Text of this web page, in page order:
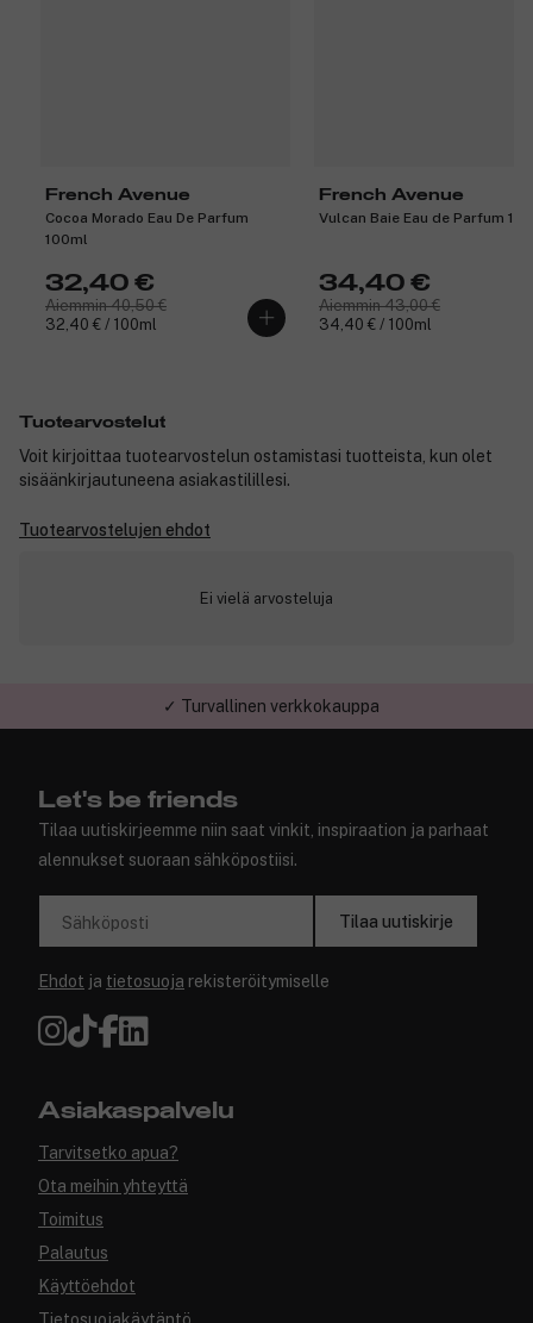
French Avenue
Cocoa Morado Eau De Parfum
100ml
32,40 €
Aiemmin 40,50 €
32,40 € / 100ml
French Avenue
Vulcan Baie Eau de Parfum
34,40 €
Aiemmin 43,00 €
34,40 € / 100ml
Tuotearvostelut
Voit kirjoittaa tuotearvostelun ostamistasi tuotteista, kun olet
sisäänkirjautuneena asiakastilillesi.
Tuotearvostelujen ehdot
Ei vielä arvosteluja
✓ Turvallinen verkkokauppa
Let's be friends
Tilaa uutiskirjeemme niin saat vinkit, inspiraation ja parhaat
alennukset suoraan sähköpostiisi.
Sähköposti Tilaa uutiskirje
Ehdot ja tietosuoja rekisteröitymiselle
Asiakaspalvelu
Tarvitsetko apua?
Ota meihin yhteyttä
Toimitus
Palautus
Käyttöehdot